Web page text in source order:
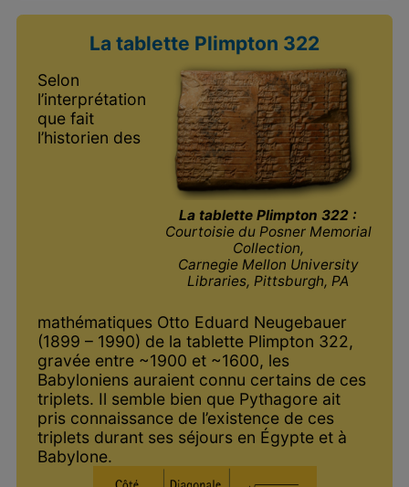
La tablette Plimpton 322
La tablette Plimpton 322 :
Courtoisie du Posner Memorial
Collection,
Carnegie Mellon University
Libraries, Pittsburgh, PA
Selon
l’interprétation
que fait
l’historien des
mathématiques Otto Eduard Neugebauer
(1899 – 1990) de la tablette Plimpton 322,
gravée entre ~1900 et ~1600, les
Babyloniens auraient connu certains de ces
triplets. Il semble bien que Pythagore ait
pris connaissance de l’existence de ces
triplets durant ses séjours en Égypte et à
Babylone.